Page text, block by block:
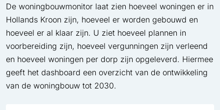
De woningbouwmonitor laat zien hoeveel woningen er in
Hollands Kroon zijn, hoeveel er worden gebouwd en
hoeveel er al klaar zijn. U ziet hoeveel plannen in
voorbereiding zijn, hoeveel vergunningen zijn verleend
en hoeveel woningen per dorp zijn opgeleverd. Hiermee
geeft het dashboard een overzicht van de ontwikkeling
van de woningbouw tot 2030.